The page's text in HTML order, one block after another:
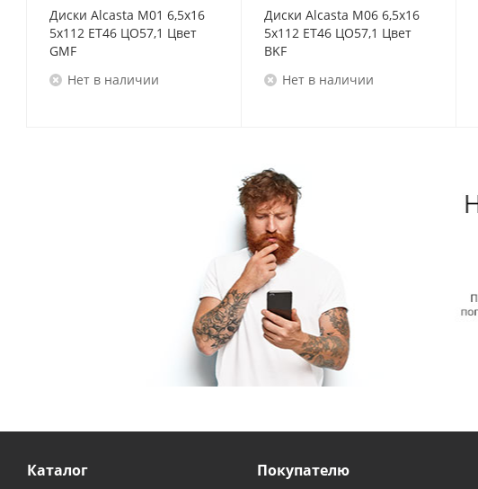
Диски Alcasta M01 6,5x16
5x112 ET46 ЦО57,1 Цвет
GMF
Нет в наличии
Диски Alcasta M06 6,5x16
5x112 ET46 ЦО57,1 Цвет
BKF
Нет в наличии
Каталог Покупателю